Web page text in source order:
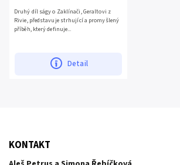
Detail
Druhý díl ságy o Zaklínači, Geraltovi z
Rivie, představuje strhující a promyšlený
příběh, který definuje...
KONTAKT